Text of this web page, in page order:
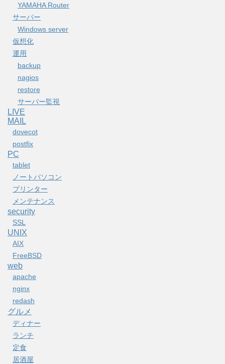
YAMAHA Router
サーバー
Windows server
仮想化
運用
backup
nagios
restore
サーバー監視
LIVE
MAIL
dovecot
postfix
PC
tablet
ノートパソコン
プリンター
メンテナンス
security
SSL
UNIX
AIX
FreeBSD
web
apache
nginx
redash
グルメ
ディナー
ランチ
定食
居酒屋